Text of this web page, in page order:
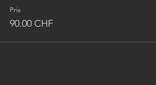
Prix
90.00 CHF